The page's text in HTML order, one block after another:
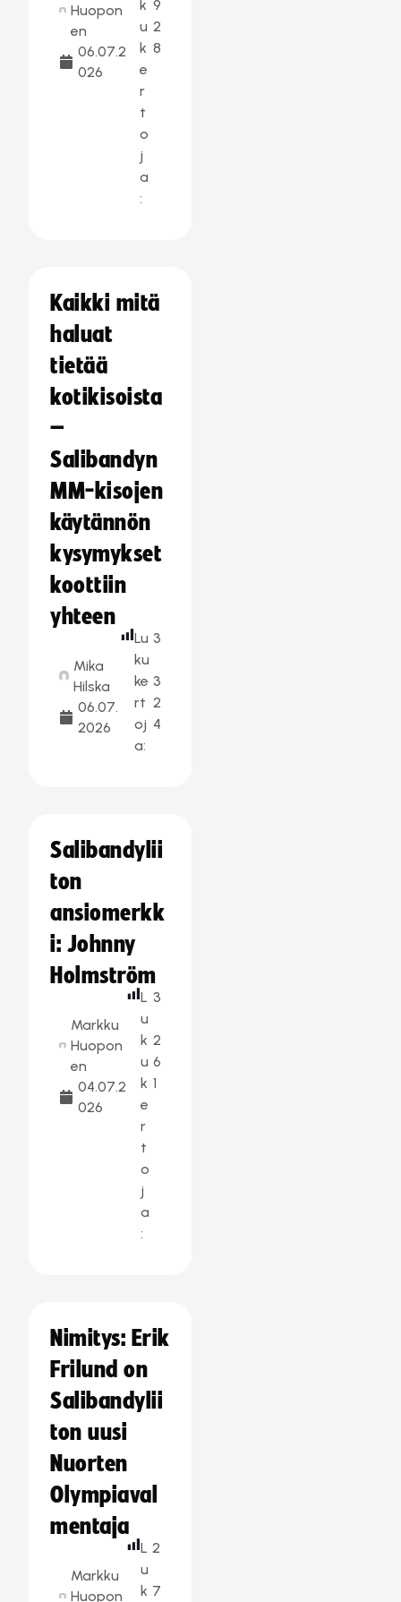
Huopon
en
06.07.2
026
k
u
k
e
r
t
o
j
a
:
9
2
8
Kaikki mitä
haluat
tietää
kotikisoista
–
Salibandyn
MM-kisojen
käytännön
kysymykset
koottiin
yhteen
Mika
Hilska
06.07.
2026
Lu
ku
ke
rt
oj
a:
3
3
2
4
Salibandylii
ton
ansiomerkk
i: Johnny
Holmström
Markku
Huopon
en
04.07.2
026
L
u
k
u
k
e
r
t
o
j
a
:
3
2
6
1
Nimitys: Erik
Frilund on
Salibandylii
ton uusi
Nuorten
Olympiaval
mentaja
Markku
Huopon
L
u
k
2
7